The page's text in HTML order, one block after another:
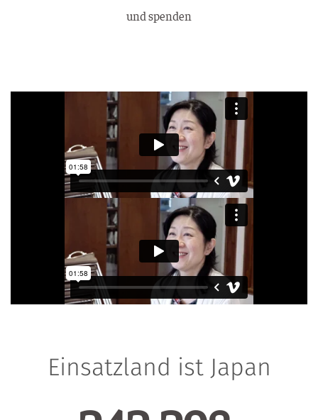
und spenden
Einsatzland ist Japan